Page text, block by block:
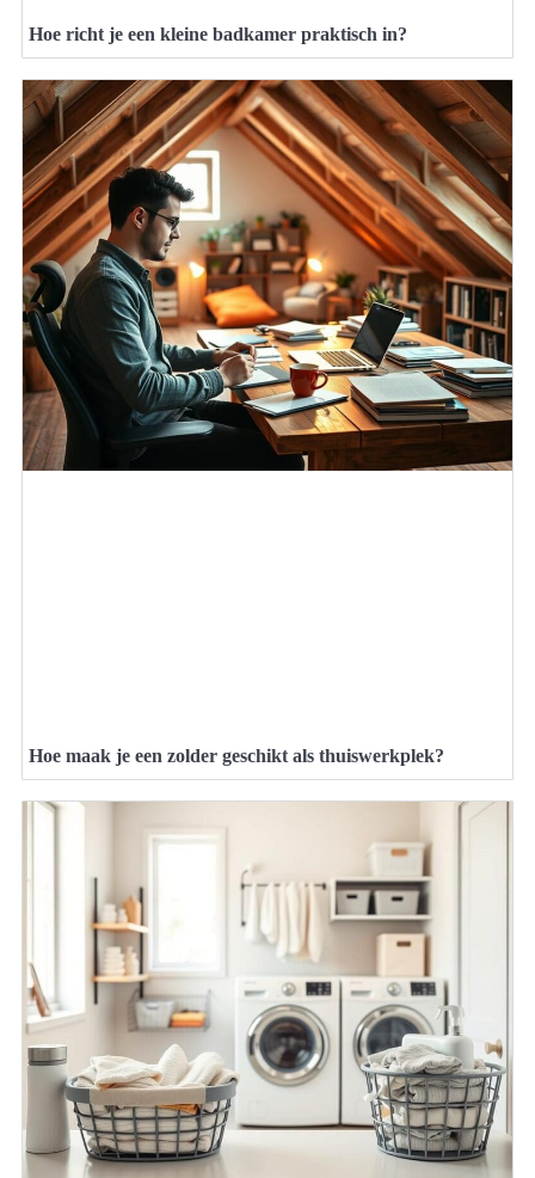
Hoe richt je een kleine badkamer praktisch in?
Hoe maak je een zolder geschikt als thuiswerkplek?